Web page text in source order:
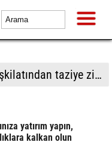
BTP Denizli'den Merkezefendi'de saha çalışması
yatırım yapın,
kalkan olun